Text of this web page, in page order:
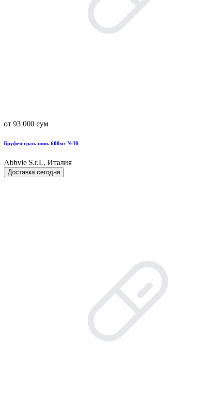
от 93 000 сум
Бруфен гран. шип. 600мг №30
Abbvie S.r.L, Италия
Доставка сегодня